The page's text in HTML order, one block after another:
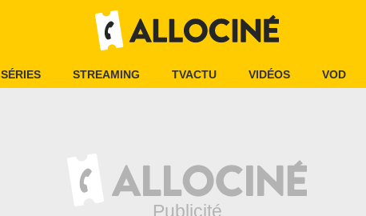
SÉRIES STREAMING TVACTU VIDÉOS VOD